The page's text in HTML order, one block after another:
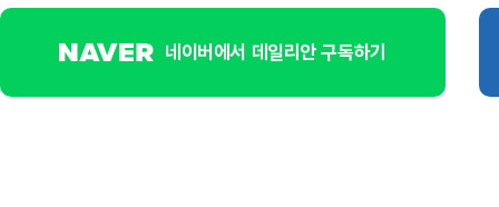
네이버에서 데일리안 구독하기